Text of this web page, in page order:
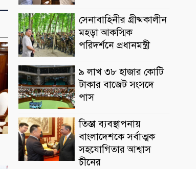
সেনাবাহিনীর গ্রীষ্মকালীন
মহড়া আকস্মিক
পরিদর্শনে প্রধানমন্ত্রী
৯ লাখ ৩৮ হাজার কোটি
টাকার বাজেট সংসদে
পাস
তিস্তা ব্যবস্থাপনায়
বাংলাদেশকে সর্বাত্মক
সহযোগিতার আশ্বাস
চীনের